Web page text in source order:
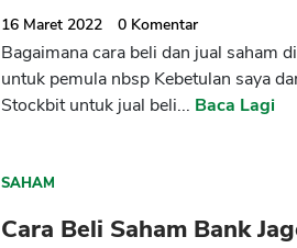
16 Maret 2022 0 Komentar
Bagaimana cara beli dan jual saham
untuk pemula nbsp Kebetulan saya
Stockbit untuk jual beli... Baca Lagi
SAHAM
Cara Beli Saham Bank